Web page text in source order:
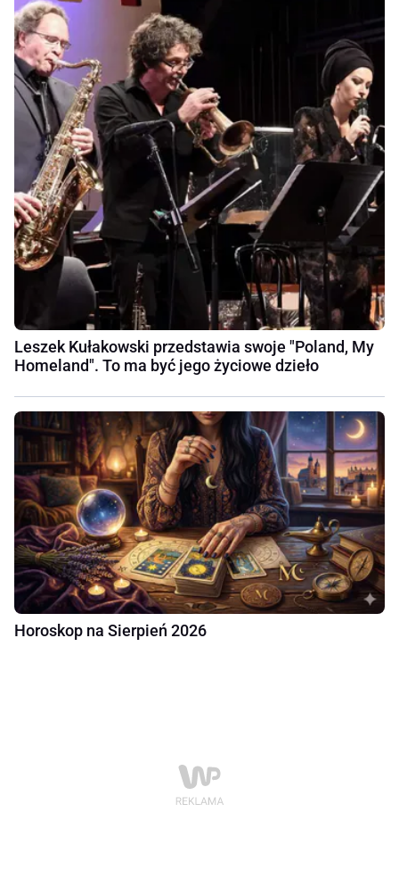
Leszek Kułakowski przedstawia swoje "Poland, My
Homeland". To ma być jego życiowe dzieło
Horoskop na Sierpień 2026